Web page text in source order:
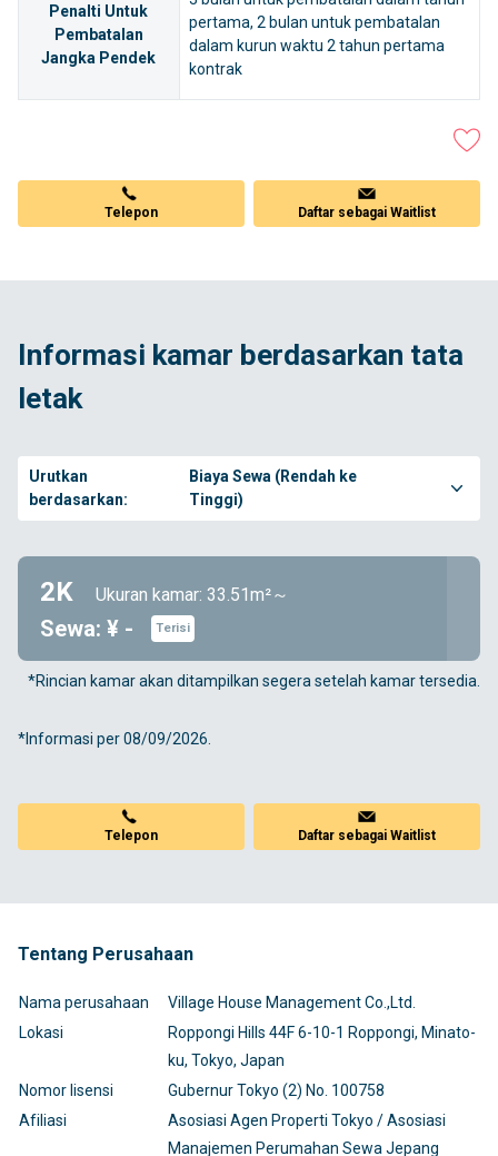
Penalti Untuk
Pembatalan
Jangka Pendek
pertama, 2 bulan untuk pembatalan
dalam kurun waktu 2 tahun pertama
kontrak
Telepon Daftar sebagai Waitlist
Informasi kamar berdasarkan tata
letak
Urutkan
berdasarkan:
Biaya Sewa (Rendah ke
Tinggi)
2K Ukuran kamar: 33.51m²～
Sewa: ¥ - Terisi
*Rincian kamar akan ditampilkan segera setelah kamar tersedia.
*Informasi per 08/09/2026.
Telepon Daftar sebagai Waitlist
Tentang Perusahaan
Nama perusahaan
Village House Management Co.,Ltd.
Lokasi
Roppongi Hills 44F 6-10-1 Roppongi, Minato-
ku, Tokyo, Japan
Nomor lisensi
Gubernur Tokyo (2) No. 100758
Afiliasi
Asosiasi Agen Properti Tokyo / Asosiasi
Manajemen Perumahan Sewa Jepang